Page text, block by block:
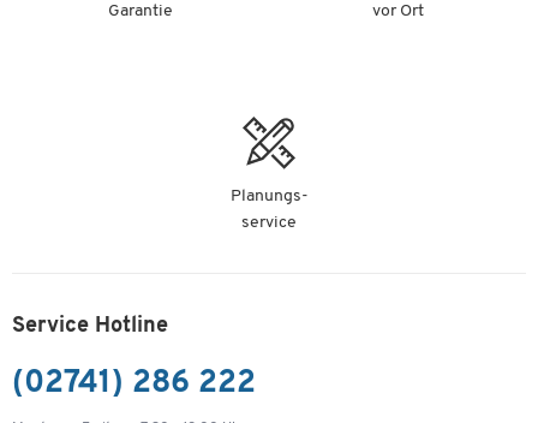
Garantie
vor Ort
Planungs-
service
Service Hotline
(02741) 286 222